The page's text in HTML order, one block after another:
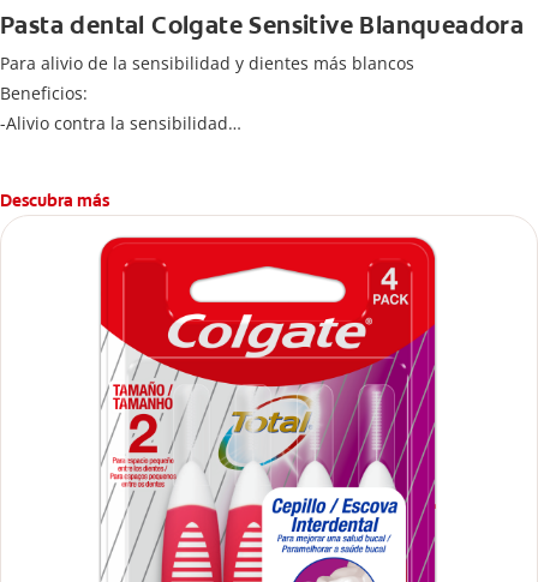
Pasta dental Colgate Sensitive Blanqueadora
Para alivio de la sensibilidad y dientes más blancos
Beneficios:
-Alivio contra la sensibilidad
-Sabor refrescante
Descubra más